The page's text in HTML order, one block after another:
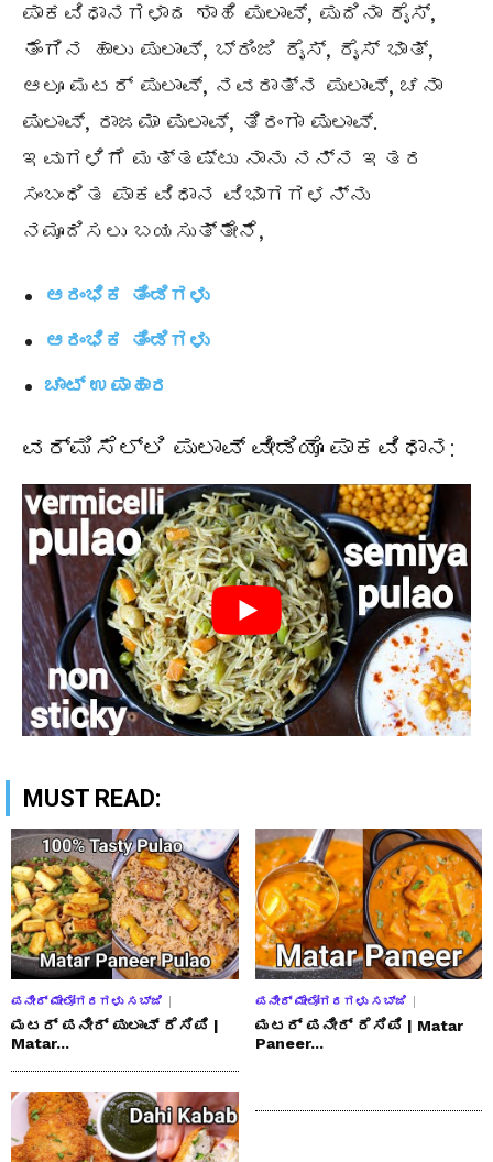
ಪಾಕವಿಧಾನಗಳಾದ ಶಾಹಿ ಪುಲಾವ್, ಪುದಿನಾ ರೈಸ್,
ತೆಂಗಿನ ಹಾಲು ಪುಲಾವ್, ಬ್ರಿಂಜಿ ರೈಸ್, ರೈಸ್ ಭಾತ್,
ಆಲೂ ಮಟರ್ ಪುಲಾವ್, ನವರಾತ್ನ ಪುಲಾವ್, ಚನಾ
ಪುಲಾವ್, ರಾಜಮಾ ಪುಲಾವ್, ತಿರಂಗಾ ಪುಲಾವ್.
ಇವುಗಳಿಗೆ ಮತ್ತಷ್ಟು ನಾನು ನನ್ನ ಇತರ
ಸಂಬಂಧಿತ ಪಾಕವಿಧಾನ ವಿಭಾಗಗಳನ್ನು
ನಮೂದಿಸಲು ಬಯಸುತ್ತೇನೆ,
ಆರಂಭಿಕ ತಿಂಡಿಗಳು
ಆರಂಭಿಕ ತಿಂಡಿಗಳು
ಚಾಟ್ ಉಪಾಹಾರ
ವರ್ಮಿಸೆಲ್ಲಿ ಪುಲಾವ್ ವೀಡಿಯೊ ಪಾಕವಿಧಾನ:
MUST READ:
ಪನೀರ್ ಮೇಲೋಗರಗಳು ಸಬ್ಜಿ
ಮಟರ್ ಪನೀರ್ ಪುಲಾವ್ ರೆಸಿಪಿ |
Matar...
ಪನೀರ್ ಮೇಲೋಗರಗಳು ಸಬ್ಜಿ
ಮಟರ್ ಪನೀರ್ ರೆಸಿಪಿ | Matar
Paneer...